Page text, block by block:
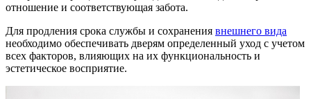
отношение и соответствующая забота.
Для продления срока службы и сохранения внешнего вида
необходимо обеспечивать дверям определенный уход с учетом
всех факторов, влияющих на их функциональность и
эстетическое восприятие.